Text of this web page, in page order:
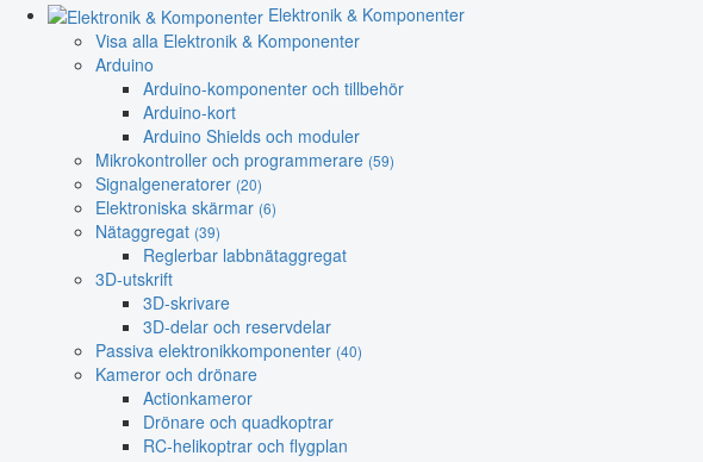
Elektronik & Komponenter
Visa alla Elektronik & Komponenter
Arduino
Arduino-komponenter och tillbehör
Arduino-kort
Arduino Shields och moduler
Mikrokontroller och programmerare (59)
Signalgeneratorer (20)
Elektroniska skärmar (6)
Nätaggregat (39)
Reglerbar labbnätaggregat
3D-utskrift
3D-skrivare
3D-delar och reservdelar
Passiva elektronikkomponenter (40)
Kameror och drönare
Actionkameror
Drönare och quadkoptrar
RC-helikoptrar och flygplan